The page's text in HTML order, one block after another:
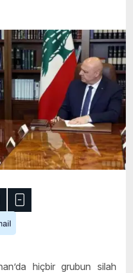
hiçbir grubun silah